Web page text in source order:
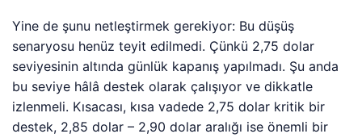
Yine de şunu netleştirmek gerekiyor: Bu düşüş
senaryosu henüz teyit edilmedi. Çünkü 2,75 dolar
seviyesinin altında günlük kapanış yapılmadı. Şu anda
bu seviye hâlâ destek olarak çalışıyor ve dikkatle
izlenmeli. Kısacası, kısa vadede 2,75 dolar kritik bir
destek, 2,85 dolar – 2,90 dolar aralığı ise önemli bir